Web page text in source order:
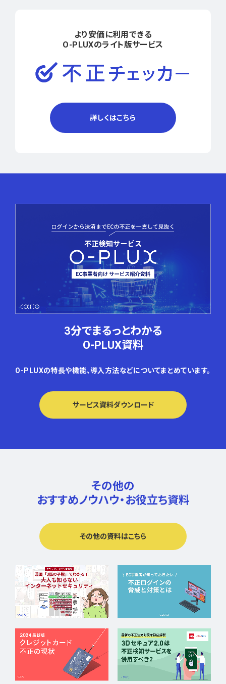
より安価に利用できる
O-PLUXのライト版サービス
詳しくはこちら
3分でまるっとわかる
O-PLUX資料
O-PLUXの特長や機能、導入方法などについてまとめています。
サービス資料ダウンロード
その他の
おすすめノウハウ・ お役立ち資料
その他の資料はこちら